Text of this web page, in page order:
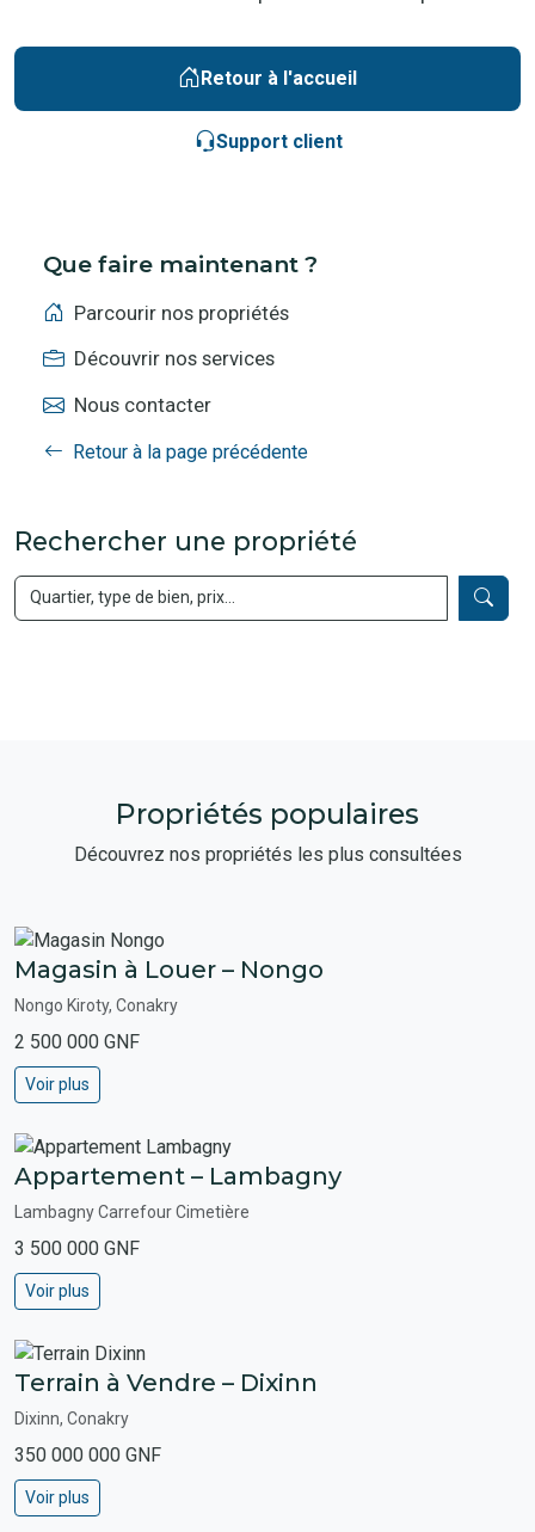
Retour à l'accueil
Support client
Que faire maintenant ?
Parcourir nos propriétés
Découvrir nos services
Nous contacter
Retour à la page précédente
Rechercher une propriété
Propriétés populaires
Découvrez nos propriétés les plus consultées
Magasin à Louer – Nongo
Nongo Kiroty, Conakry
2 500 000 GNF
Voir plus
Appartement – Lambagny
Lambagny Carrefour Cimetière
3 500 000 GNF
Voir plus
Terrain à Vendre – Dixinn
Dixinn, Conakry
350 000 000 GNF
Voir plus